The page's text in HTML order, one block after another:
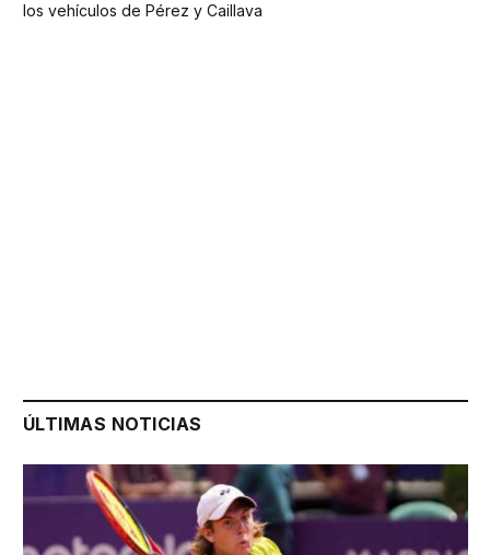
los vehículos de Pérez y Caillava
ÚLTIMAS NOTICIAS